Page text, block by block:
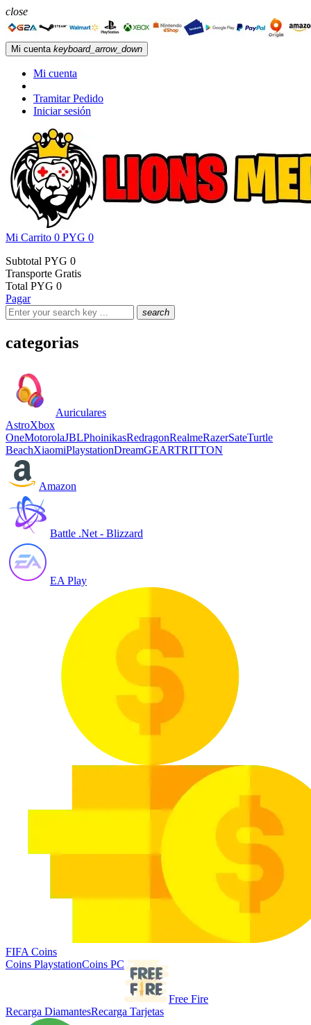
close
Mi cuenta keyboard_arrow_down
Mi cuenta
Tramitar Pedido
Iniciar sesión
Mi Carrito 0 PYG 0
Subtotal PYG 0
Transporte Gratis
Total PYG 0
Pagar
search
categorias
Auriculares
AstroXbox
OneMotorolaJBLPhoinikasRedragonRealmeRazerSateTurtle
BeachXiaomiPlaystationDreamGEARTRITTON
Amazon
Battle .Net - Blizzard
EA Play
FIFA Coins
Coins PlaystationCoins PC
Free Fire
Recarga DiamantesRecarga Tarjetas